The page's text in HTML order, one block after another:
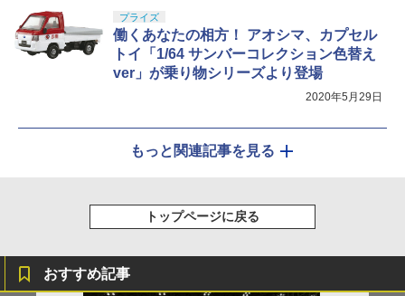
プライズ
働くあなたの相方！ アオシマ、カプセル
トイ「1/64 サンバーコレクション色替え
ver」が乗り物シリーズより登場
2020年5月29日
もっと関連記事を見る
トップページに戻る
おすすめ記事